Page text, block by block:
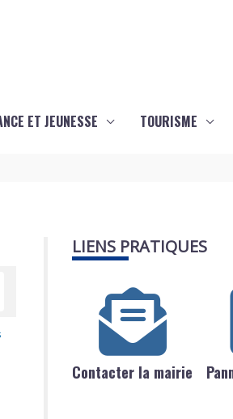
ET JEUNESSE TOURISME
LIENS PRATIQUES
Contacter la mairie